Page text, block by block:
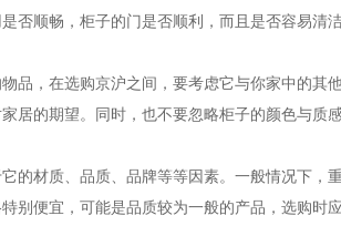
否顺畅，柜子的门是否顺利，而且是否容易清洁
品，在选购京沪之间，要考虑它与你家中的
居的期望。同时，也不要忽略柜子的颜色与质
的材质、品质、品牌等等因素。一般情况下
别便宜，可能是品质较为一般的产品，选购时